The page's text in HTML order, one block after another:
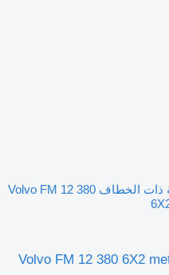
شاحنة ذات الخطاف Volvo FM 12 380
Volvo FM 12 380 6X2